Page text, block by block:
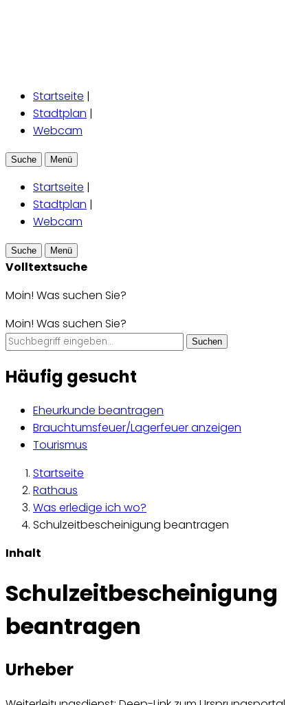
Startseite |
Stadtplan |
Webcam
Suche Menü
Startseite |
Stadtplan |
Webcam
Suche Menü
Volltextsuche
Moin! Was suchen Sie?
Moin! Was suchen Sie?
Suchen
Häufig gesucht
Eheurkunde beantragen
Brauchtumsfeuer/Lagerfeuer anzeigen
Tourismus
Startseite
Rathaus
Was erledige ich wo?
Schulzeitbescheinigung beantragen
Inhalt
Schulzeitbescheinigung
beantragen
Urheber